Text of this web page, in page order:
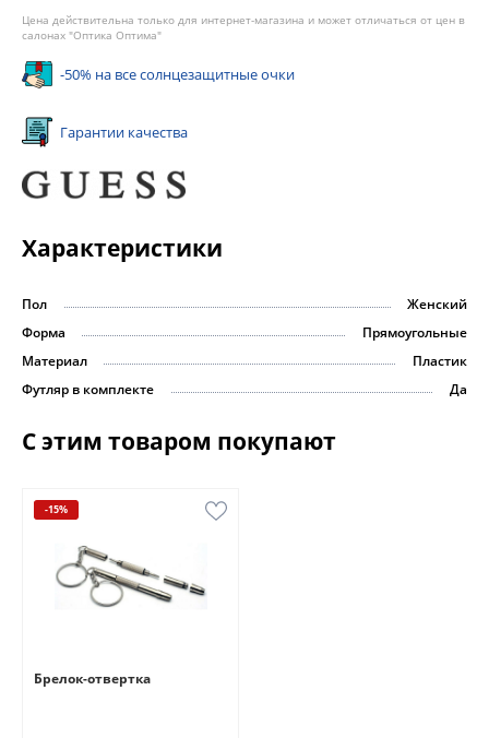
Цена действительна только для интернет-магазина и может отличаться от цен в
салонах "Оптика Оптима"
-50% на все солнцезащитные очки
Гарантии качества
Характеристики
Пол
Женский
Форма
Прямоугольные
Материал
Пластик
Футляр в комплекте
Да
С этим товаром покупают
-15%
Брелок-отвертка